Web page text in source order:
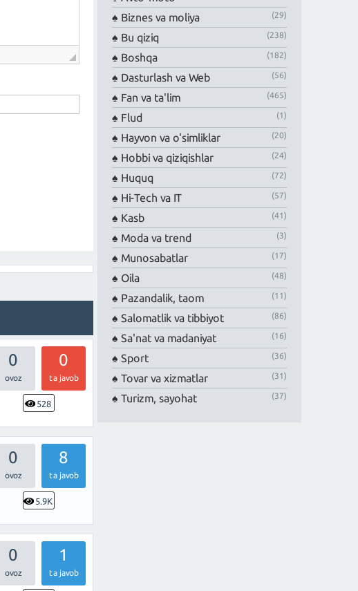
0 0
ta javob
528
0 8
ta javob
5.9K
0 1
ta javob
Biznes va moliya (29)
Bu qiziq (238)
Boshqa (182)
Dasturlash va Web (56)
Fan va ta'lim (465)
Flud (1)
Hayvon va o'simliklar (20)
Hobbi va qiziqishlar (24)
Huquq (72)
Hi-Tech va IT (57)
Kasb (41)
Moda va trend (3)
Munosabatlar (17)
Oila (48)
Pazandalik, taom (11)
Salomatlik va tibbiyot (86)
Sa'nat va madaniyat (16)
Sport (36)
Tovar va xizmatlar (31)
Turizm, sayohat (37)